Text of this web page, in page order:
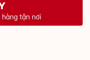
hàng tận nơi